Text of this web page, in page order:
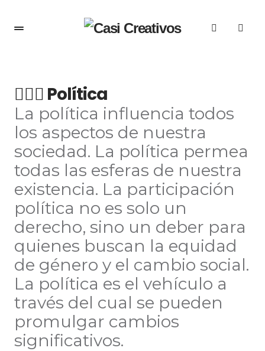
👩🏻‍⚖️ Política
La política influencia todos
los aspectos de nuestra
sociedad. La política permea
todas las esferas de nuestra
existencia. La participación
política no es solo un
derecho, sino un deber para
quienes buscan la equidad
de género y el cambio social.
La política es el vehículo a
través del cual se pueden
promulgar cambios
significativos.